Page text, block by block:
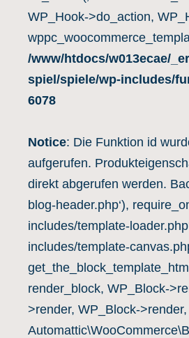
WP_Hook->do_action,
/www/htdocs/w013ecae/
spiel/spiele/wp-includes/
6078
Notice: Die Funktion id
aufgerufen.
direkt abgerufen werden.
blog-header.php‘),
includes/template-
includes/template-
render_block, WP_Block-
>render, WP_Block->render,